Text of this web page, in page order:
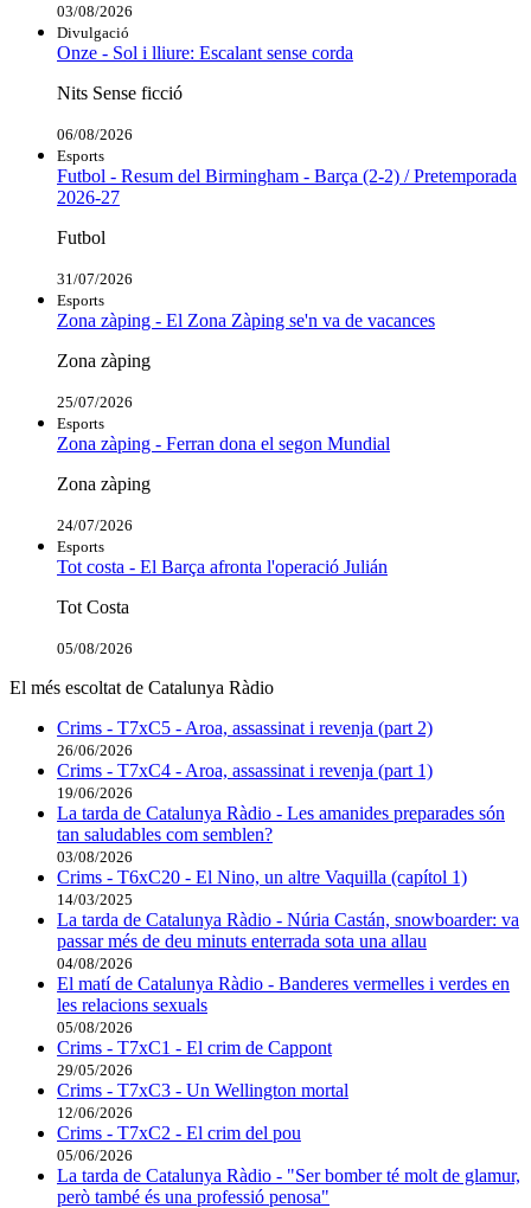
03/08/2026
Divulgació
Onze - Sol i lliure: Escalant sense corda
Nits Sense ficció
06/08/2026
Esports
Futbol - Resum del Birmingham - Barça (2-2) / Pretemporada
2026-27
Futbol
31/07/2026
Esports
Zona zàping - El Zona Zàping se'n va de vacances
Zona zàping
25/07/2026
Esports
Zona zàping - Ferran dona el segon Mundial
Zona zàping
24/07/2026
Esports
Tot costa - El Barça afronta l'operació Julián
Tot Costa
05/08/2026
El més escoltat de Catalunya Ràdio
Crims - T7xC5 - Aroa, assassinat i revenja (part 2)
26/06/2026
Crims - T7xC4 - Aroa, assassinat i revenja (part 1)
19/06/2026
La tarda de Catalunya Ràdio - Les amanides preparades són
tan saludables com semblen?
03/08/2026
Crims - T6xC20 - El Nino, un altre Vaquilla (capítol 1)
14/03/2025
La tarda de Catalunya Ràdio - Núria Castán, snowboarder: va
passar més de deu minuts enterrada sota una allau
04/08/2026
El matí de Catalunya Ràdio - Banderes vermelles i verdes en
les relacions sexuals
05/08/2026
Crims - T7xC1 - El crim de Cappont
29/05/2026
Crims - T7xC3 - Un Wellington mortal
12/06/2026
Crims - T7xC2 - El crim del pou
05/06/2026
La tarda de Catalunya Ràdio - "Ser bomber té molt de glamur,
però també és una professió penosa"